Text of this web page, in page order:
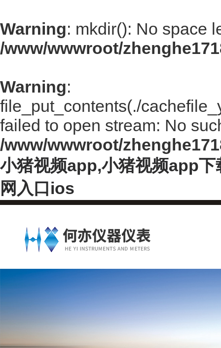
Warning: mkdir(): No space
/www/wwwroot/
Warning:
file_put_contents(./
failed to open stream: No
/www/wwwroot/
小猪视频app,小猪视频app
网入口ios